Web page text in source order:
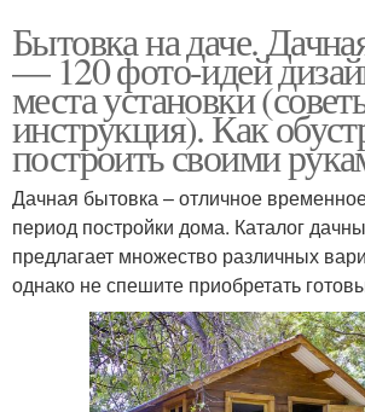
Бытовка на даче.
— 120 фото-идей
места установки
инструкция). Как
построить своими
Дачная бытовка – отличное
период постройки дома. Каталог
предлагает множество различных
однако не спешите приобретать